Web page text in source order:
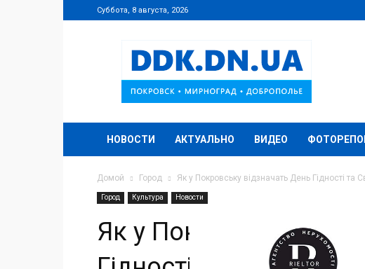
Суббота, 8 августа, 2026
DDK.DN.UA
НОВОСТИ АКТУАЛЬНО ВИДЕО
Домой Город Як у Покровську відзначать День Гідності та
Город Культура Новости
Як у Покровську